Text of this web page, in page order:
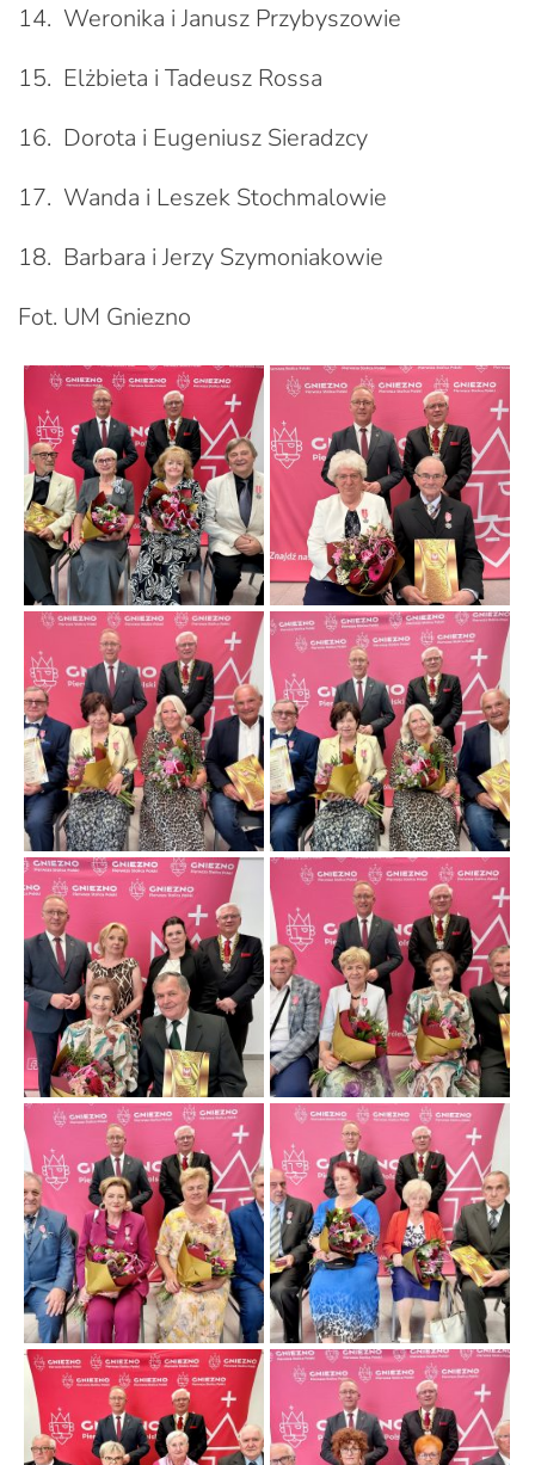
14. Weronika i Janusz Przybyszowie
15. Elżbieta i Tadeusz Rossa
16. Dorota i Eugeniusz Sieradzcy
17. Wanda i Leszek Stochmalowie
18. Barbara i Jerzy Szymoniakowie
Fot. UM Gniezno